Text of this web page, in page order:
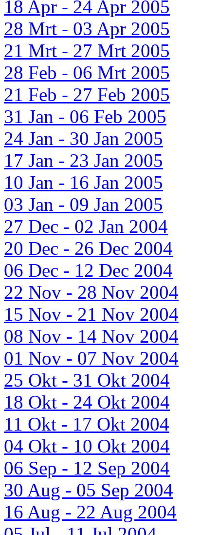
18 Apr - 24 Apr 2005
28 Mrt - 03 Apr 2005
21 Mrt - 27 Mrt 2005
28 Feb - 06 Mrt 2005
21 Feb - 27 Feb 2005
31 Jan - 06 Feb 2005
24 Jan - 30 Jan 2005
17 Jan - 23 Jan 2005
10 Jan - 16 Jan 2005
03 Jan - 09 Jan 2005
27 Dec - 02 Jan 2004
20 Dec - 26 Dec 2004
06 Dec - 12 Dec 2004
22 Nov - 28 Nov 2004
15 Nov - 21 Nov 2004
08 Nov - 14 Nov 2004
01 Nov - 07 Nov 2004
25 Okt - 31 Okt 2004
18 Okt - 24 Okt 2004
11 Okt - 17 Okt 2004
04 Okt - 10 Okt 2004
06 Sep - 12 Sep 2004
30 Aug - 05 Sep 2004
16 Aug - 22 Aug 2004